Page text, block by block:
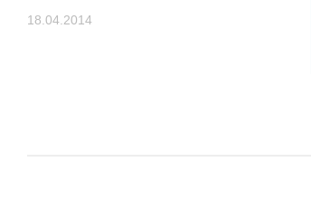
18.04.2014